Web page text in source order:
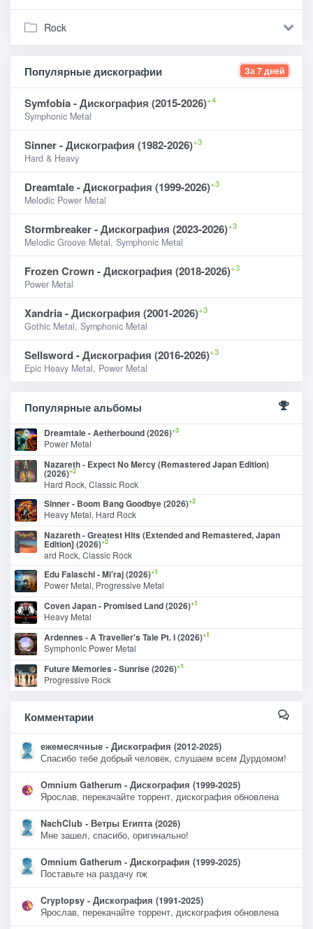
Rock
Популярные дискографии За 7 дней
Symfobia - Дискография (2015-2026)+4
Symphonic Metal
Sinner - Дискография (1982-2026)+3
Hard & Heavy
Dreamtale - Дискография (1999-2026)+3
Melodic Power Metal
Stormbreaker - Дискография (2023-2026)+3
Melodic Groove Metal, Symphonic Metal
Frozen Crown - Дискография (2018-2026)+3
Power Metal
Xandria - Дискография (2001-2026)+3
Gothic Metal, Symphonic Metal
Sellsword - Дискография (2016-2026)+3
Epic Heavy Metal, Power Metal
Популярные альбомы
Dreamtale - Aetherbound (2026)+3
Power Metal
Nazareth - Expect No Mercy (Remastered Japan Edition)
(2026)+2
Hard Rock, Classic Rock
Sinner - Boom Bang Goodbye (2026)+2
Heavy Metal, Hard Rock
Nazareth - Greatest Hits (Extended and Remastered, Japan
Edition] (2026)+2
ard Rock, Classic Rock
Edu Falaschi - Mi’raj (2026)+1
Power Metal, Progressive Metal
Coven Japan - Promised Land (2026)+1
Heavy Metal
Ardennes - A Traveller's Tale Pt. I (2026)+1
Symphonic Power Metal
Future Memories - Sunrise (2026)+1
Progressive Rock
Комментарии
ежемесячные - Дискография (2012-2025)
Спасибо тебе добрый человек, слушаем всем Дурдомом!
Omnium Gatherum - Дискография (1999-2025)
Ярослав, перекачайте торрент, дискография обновлена
NachClub - Ветры Египта (2026)
Мне зашел, спасибо, оригинально!
Omnium Gatherum - Дискография (1999-2025)
Поставьте на раздачу пж
Cryptopsy - Дискография (1991-2025)
Ярослав, перекачайте торрент, дискография обновлена